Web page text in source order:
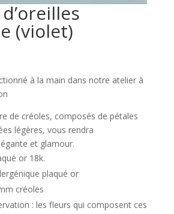
(violet)
à la main dans notre atelier à
de créoles, composés de pétales
légères, vous rendra
et glamour.
or 18k.
plaqué or
créoles
: les fleurs qui composent ces